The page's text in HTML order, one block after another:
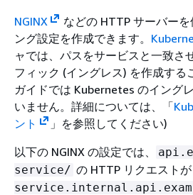
NGINX
などの HTTP サーバー
ング設定を作成できます。
ャでは、パスをサービスと一致さ
フィック (イングレス) を作成する
ガイドでは Kubernetes のイング
いません。詳細については、「
ント
」を参照してください)
以下の NGINX の設定では、
service/ の HTTP リクエストが